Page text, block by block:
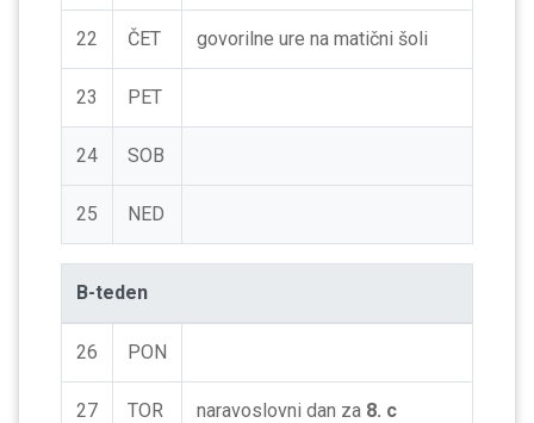
22 ČET govorilne ure na matični šoli
23 PET
24 SOB
25 NED
B-teden
26 PON
27 TOR naravoslovni dan za 8. c